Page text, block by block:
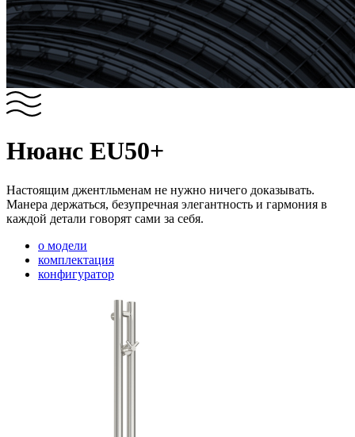
Нюанс EU50+
Настоящим джентльменам не нужно ничего доказывать.
Манера держаться, безупречная элегантность и гармония в
каждой детали говорят сами за себя.
о модели
комплектация
конфигуратор